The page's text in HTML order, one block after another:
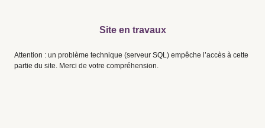
Site en travaux
Attention : un problème technique (serveur SQL) empêche l’accès à cette
partie du site. Merci de votre compréhension.